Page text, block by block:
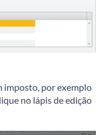
imposto, por exemplo
no lápis de edição